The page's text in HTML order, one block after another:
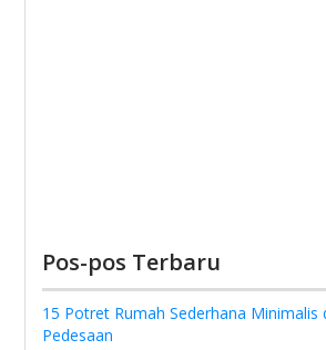
Pos-pos Terbaru
15 Potret Rumah Sederhana Minimalis
Pedesaan